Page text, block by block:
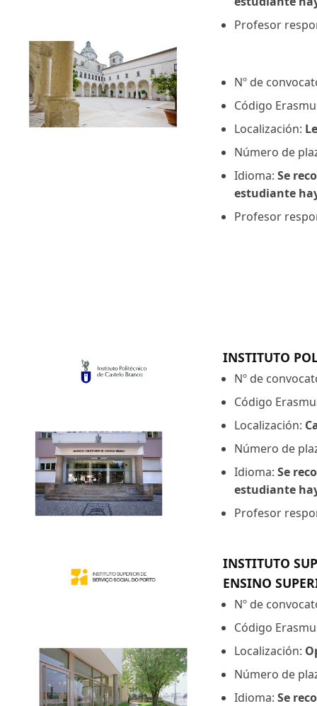
Profesor
Nº de
Código
Localización:
Número de
Idioma: Se
estudiante
Profesor
INSTITUTO
Nº de
Código
Localización:
Número de
Idioma: Se
estudiante
Profesor
INSTITUTO
ENSINO
Nº de
Código
Localización:
Número de
Idioma: Se